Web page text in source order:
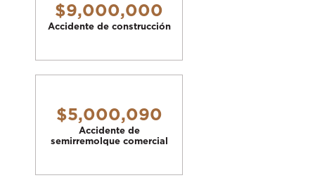
$9,000,000
Accidente de construcción
$5,000,090
Accidente de
semirremolque comercial